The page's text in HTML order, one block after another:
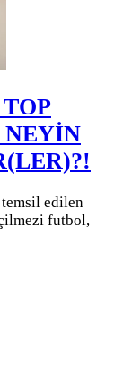
NEYİN
edilen
futbol,